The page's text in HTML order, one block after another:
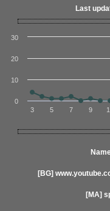
Last
3 5 7 9
0
10
20
30
[BG]
[MA]